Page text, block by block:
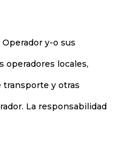
y-o sus
operadores locales,
transporte y otras
La responsabilidad